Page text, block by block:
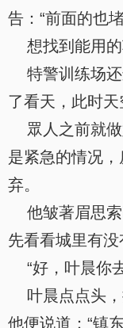
告：“前面的也
想找到能用的
特警训练场还
了看天，此时天
眾人之前就做
是紧急的情况
弃。
他皱著眉思索
先看看城里有没
“好，叶晨你
叶晨点点头，
他便说道：“镇